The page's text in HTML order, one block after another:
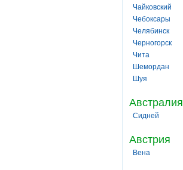
Чайковский
Чебоксары
Челябинск
Черногорск
Чита
Шемордан
Шуя
Австралия
Сидней
Австрия
Вена